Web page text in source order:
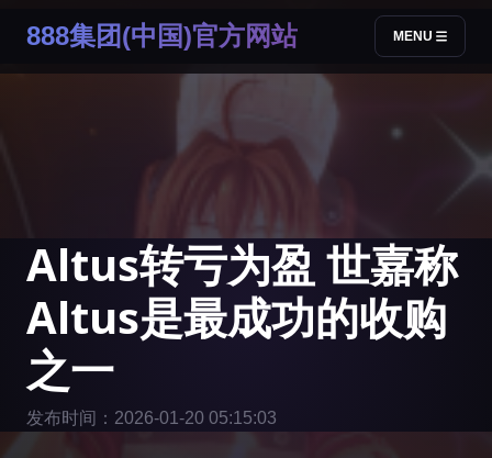
888集团(中国)官方网站 MENU
Altus转亏为盈 世嘉称
Altus是最成功的收购
之一
发布时间：2026-01-20 05:15:03